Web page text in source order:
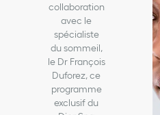
collaboration
avec le
spécialiste
du sommeil,
le Dr François
Duforez, ce
programme
exclusif du